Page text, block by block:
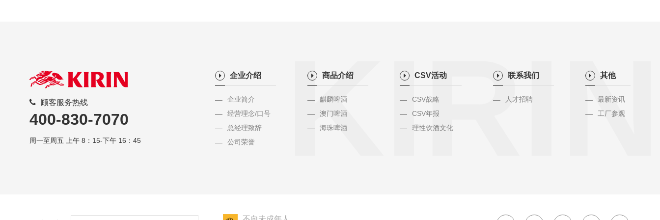
KIRIN
顾客服务热线
400-830-7070
周一至周五 上午 8：15-下午 16：45
企业介绍
企业简介
经营理念/口号
总经理致辞
公司荣誉
商品介绍
麒麟啤酒
澳门啤酒
海珠啤酒
CSV活动
CSV战略
CSV年报
理性饮酒文化
联系我们
人才招聘
其他
最新资讯
工厂参观